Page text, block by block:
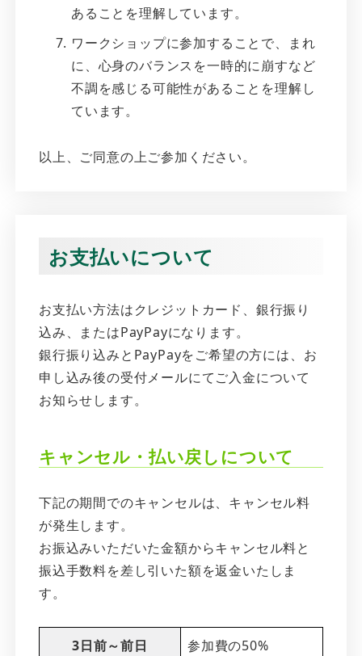
あることを理解しています。
ワークショップに参加することで、まれ
に、心身のバランスを一時的に崩すなど
不調を感じる可能性があることを理解し
ています。
以上、ご同意の上ご参加ください。
お支払いについて
お支払い方法はクレジットカード、銀行振り
込み、またはPayPayになります。
銀行振り込みとPayPayをご希望の方には、お
申し込み後の受付メールにてご入金について
お知らせします。
キャンセル・払い戻しについて
下記の期間でのキャンセルは、キャンセル料
が発生します。
お振込みいただいた金額からキャンセル料と
振込手数料を差し引いた額を返金いたしま
す。
3日前～前日 参加費の50%